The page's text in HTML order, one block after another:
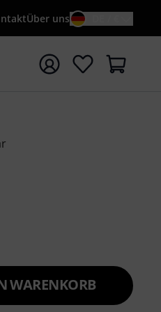
Über uns
starten
WARENKORB